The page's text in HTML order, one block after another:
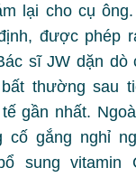
lại cho cụ
được phép
sĩ JW dặn dò
thường sau
gần nhất.
cố gắng nghỉ
sung vitamin